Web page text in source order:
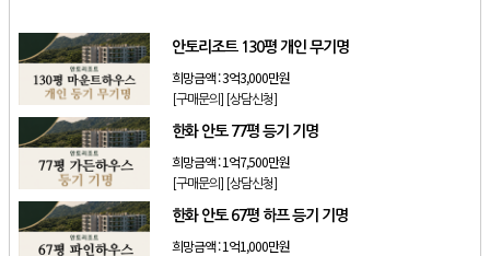
안토리조트 130평 개인 무기명
희망금액 :3억3,000만원
[구매문의] [상담신청]
한화 안토 77평 등기 기명
희망금액 :1억7,500만원
[구매문의] [상담신청]
한화 안토 67평 하프 등기 기명
희망금액 :1억1,000만원